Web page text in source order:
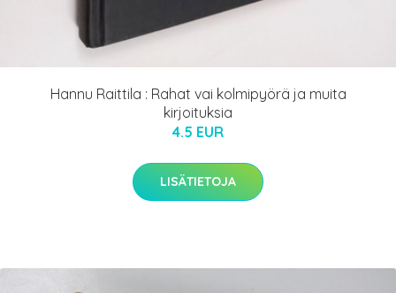
Hannu Raittila : Rahat vai kolmipyörä ja muita
kirjoituksia
4.5 EUR
LISÄTIETOJA